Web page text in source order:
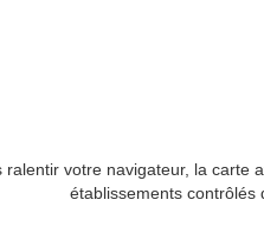
ralentir votre navigateur, la carte
établissements contrôlés